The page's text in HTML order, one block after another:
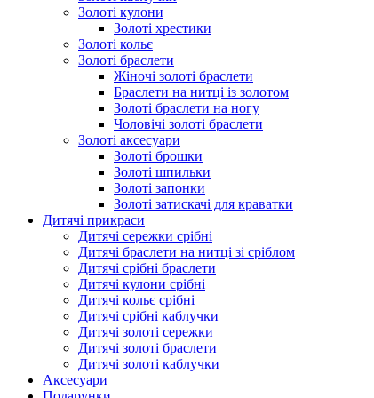
Золоті кулони
Золоті хрестики
Золоті кольє
Золоті браслети
Жіночі золоті браслети
Браслети на нитці із золотом
Золоті браслети на ногу
Чоловічі золоті браслети
Золоті аксесуари
Золоті брошки
Золоті шпильки
Золоті запонки
Золоті затискачі для краватки
Дитячі прикраси
Дитячі сережки срібні
Дитячі браслети на нитці зі сріблом
Дитячі срібні браслети
Дитячі кулони срібні
Дитячі кольє срібні
Дитячі срібні каблучки
Дитячі золоті сережки
Дитячі золоті браслети
Дитячі золоті каблучки
Аксесуари